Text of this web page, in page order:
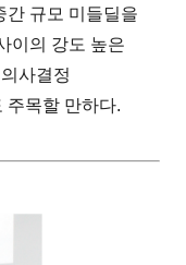
간 규모 미들딜을
이의 강도 높은
사결정
주목할 만하다.